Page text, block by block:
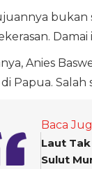
bukan
Anies
Papua.
Baca
Laut
Sulut